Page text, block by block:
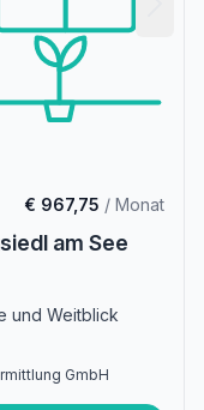
€ 967,75 / Monat
am See
und Weitblick
GmbH